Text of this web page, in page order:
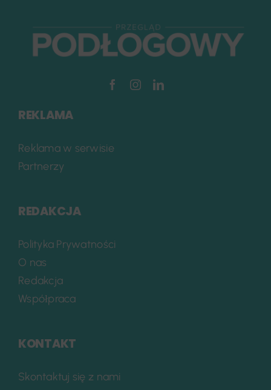
REKLAMA
Reklama w serwisie
Partnerzy
REDAKCJA
Polityka Prywatności
O nas
Redakcja
Współpraca
KONTAKT
Skontaktuj się z nami